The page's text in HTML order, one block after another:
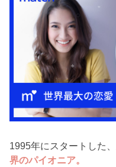
1995年にスタートした、
界のパイオニア。